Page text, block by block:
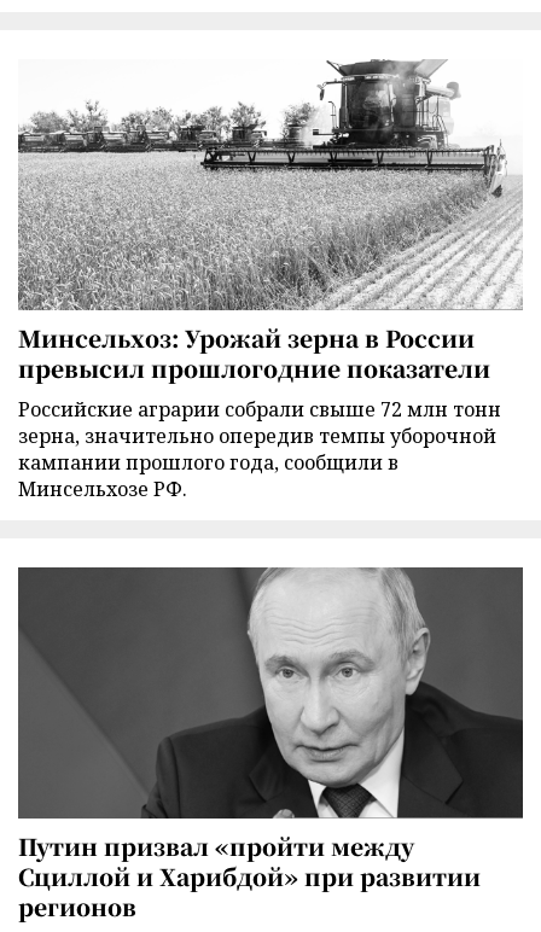
Минсельхоз: Урожай зерна в России
превысил прошлогодние показатели
Российские аграрии собрали свыше 72 млн тонн
зерна, значительно опередив темпы уборочной
кампании прошлого года, сообщили в
Минсельхозе РФ.
Путин призвал «пройти между
Сциллой и Харибдой» при развитии
регионов